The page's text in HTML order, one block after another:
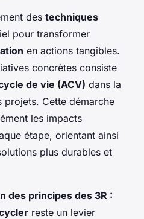
des techniques
pour transformer
en actions tangibles.
concrètes consiste
de vie (ACV) dans la
projets. Cette démarche
les impacts
étape, orientant ainsi
plus durables et
des principes des 3R :
reste un levier